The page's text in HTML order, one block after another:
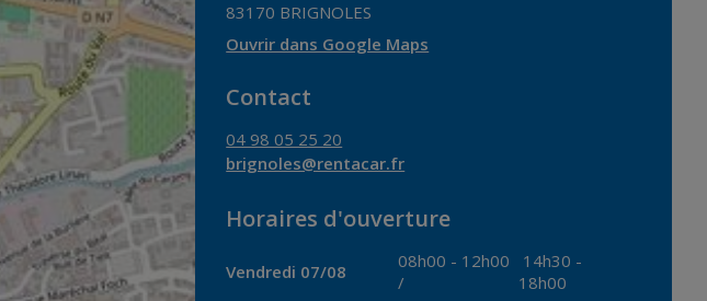
83170 BRIGNOLES
Ouvrir dans Google Maps
Contact
04 98 05 25 20
brignoles@rentacar.fr
Horaires d'ouverture
Vendredi 07/08 08h00 - 12h00
/
14h30 -
18h00